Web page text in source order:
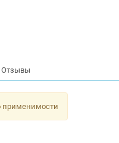
Отзывы
применимости